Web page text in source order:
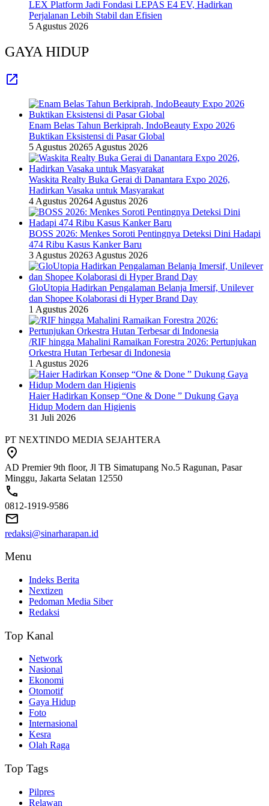
LEX Platform Jadi Fondasi LEPAS E4 EV, Hadirkan
Perjalanan Lebih Stabil dan Efisien
5 Agustus 2026
GAYA HIDUP
Enam Belas Tahun Berkiprah, IndoBeauty Expo 2026
Buktikan Eksistensi di Pasar Global
5 Agustus 20265 Agustus 2026
Waskita Realty Buka Gerai di Danantara Expo 2026,
Hadirkan Vasaka untuk Masyarakat
4 Agustus 20264 Agustus 2026
BOSS 2026: Menkes Soroti Pentingnya Deteksi Dini Hadapi
474 Ribu Kasus Kanker Baru
3 Agustus 20263 Agustus 2026
GloUtopia Hadirkan Pengalaman Belanja Imersif, Unilever
dan Shopee Kolaborasi di Hyper Brand Day
1 Agustus 2026
/RIF hingga Mahalini Ramaikan Forestra 2026: Pertunjukan
Orkestra Hutan Terbesar di Indonesia
1 Agustus 2026
Haier Hadirkan Konsep “One & Done ” Dukung Gaya
Hidup Modern dan Higienis
31 Juli 2026
PT NEXTINDO MEDIA SEJAHTERA
AD Premier 9th floor, Jl TB Simatupang No.5 Ragunan, Pasar
Minggu, Jakarta Selatan 12550
0812-1919-9586
redaksi@sinarharapan.id
Menu
Indeks Berita
Nextizen
Pedoman Media Siber
Redaksi
Top Kanal
Network
Nasional
Ekonomi
Otomotif
Gaya Hidup
Foto
Internasional
Kesra
Olah Raga
Top Tags
Pilpres
Relawan